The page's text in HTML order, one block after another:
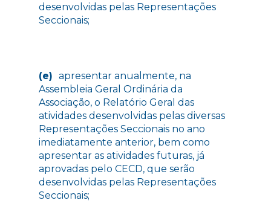
desenvolvidas pelas Representações
Seccionais;
(e)apresentar anualmente, na
Assembleia Geral Ordinária da
Associação, o Relatório Geral das
atividades desenvolvidas pelas diversas
Representações Seccionais no ano
imediatamente anterior, bem como
apresentar as atividades futuras, já
aprovadas pelo CECD, que serão
desenvolvidas pelas Representações
Seccionais;